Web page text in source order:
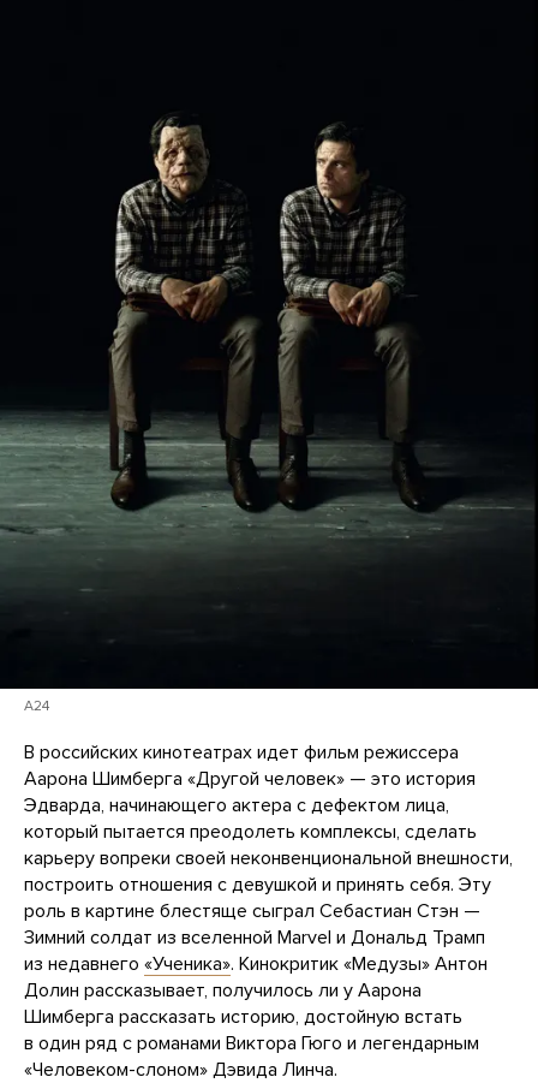
A24
В российских кинотеатрах идет фильм режиссера
Аарона Шимберга «Другой человек» — это история
Эдварда, начинающего актера с дефектом лица,
который пытается преодолеть комплексы, сделать
карьеру вопреки своей неконвенциональной внешности,
построить отношения с девушкой и принять себя. Эту
роль в картине блестяще сыграл Себастиан Стэн —
Зимний солдат из вселенной Marvel и Дональд Трамп
из недавнего «Ученика». Кинокритик «Медузы» Антон
Долин рассказывает, получилось ли у Аарона
Шимберга рассказать историю, достойную встать
в один ряд с романами Виктора Гюго и легендарным
«Человеком-слоном» Дэвида Линча.